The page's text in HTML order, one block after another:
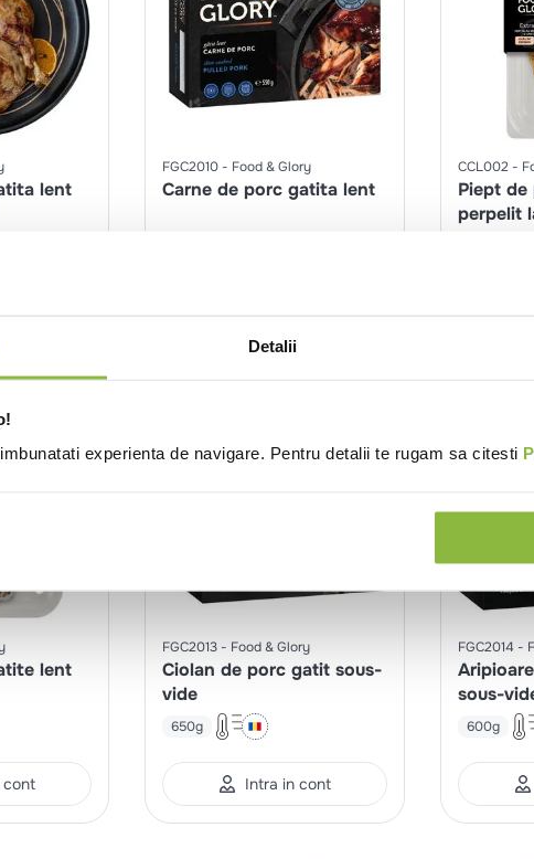
Detalii
experienta de navigare. Pentru detalii te rugam sa citesti
lent
FGC2010 Food & Glory
Carne de porc gatita lent
CCL002
Piept de
perpelit
lent
cont
FGC2013 Food & Glory
Ciolan de porc gatit sous-
vide
650g
Intra in cont
FGC2014
sous-
600g